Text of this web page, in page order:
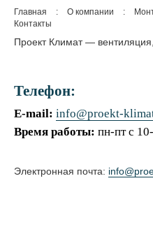
Главная : О компании :
Контакты
Проект Климат —
Телефон:
E-mail: info@proekt-
Время работы: пн-пт с
Электронная почта: